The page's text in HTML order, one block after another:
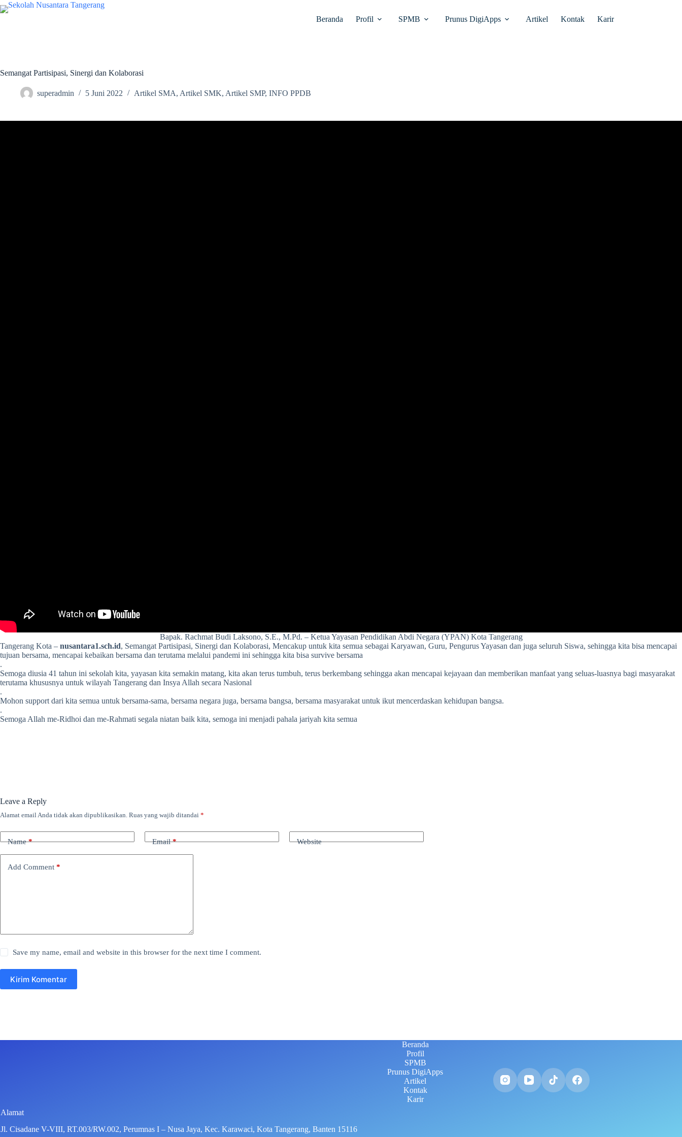
Beranda Profil SPMB Prunus DigiApps Artikel Kontak Karir
Semangat Partisipasi, Sinergi dan Kolaborasi
superadmin 5 Juni 2022 Artikel SMA, Artikel SMK, Artikel SMP, INFO PPDB
Bapak. Rachmat Budi Laksono, S.E., M.Pd. – Ketua Yayasan Pendidikan Abdi Negara (YPAN) Kota Tangerang
Tangerang Kota – nusantara1.sch.id, Semangat Partisipasi, Sinergi dan Kolaborasi, Mencakup untuk kita semua sebagai Karyawan, Guru, Pengurus Yayasan dan juga seluruh Siswa, sehingga kita bisa mencapai
tujuan bersama, mencapai kebaikan bersama dan terutama melalui pandemi ini sehingga kita bisa survive bersama
.
Semoga diusia 41 tahun ini sekolah kita, yayasan kita semakin matang, kita akan terus tumbuh, terus berkembang sehingga akan mencapai kejayaan dan memberikan manfaat yang seluas-luasnya bagi masyarakat
terutama khususnya untuk wilayah Tangerang dan Insya Allah secara Nasional
.
Mohon support dari kita semua untuk bersama-sama, bersama negara juga, bersama bangsa, bersama masyarakat untuk ikut mencerdaskan kehidupan bangsa.
.
Semoga Allah me-Ridhoi dan me-Rahmati segala niatan baik kita, semoga ini menjadi pahala jariyah kita semua
Leave a Reply
Alamat email Anda tidak akan dipublikasikan. Ruas yang wajib ditandai *
Name* Email* Website
Add Comment *
Save my name, email and website in this browser for the next time I comment.
Kirim Komentar
Beranda
Profil
SPMB
Prunus DigiApps
Artikel
Kontak
Karir
Alamat
Jl. Cisadane V-VIII, RT.003/RW.002, Perumnas I – Nusa Jaya, Kec. Karawaci, Kota Tangerang, Banten 15116